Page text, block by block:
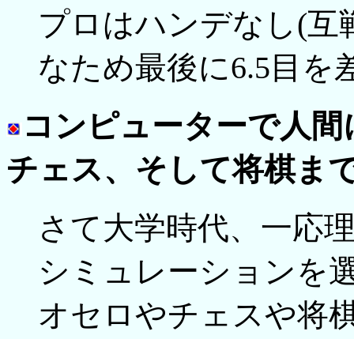
プロはハンデなし(互
なため最後に6.5目を
コンピューターで人
チェス、そして将棋ま
さて大学時代、一応
シミュレーションを
オセロやチェスや将